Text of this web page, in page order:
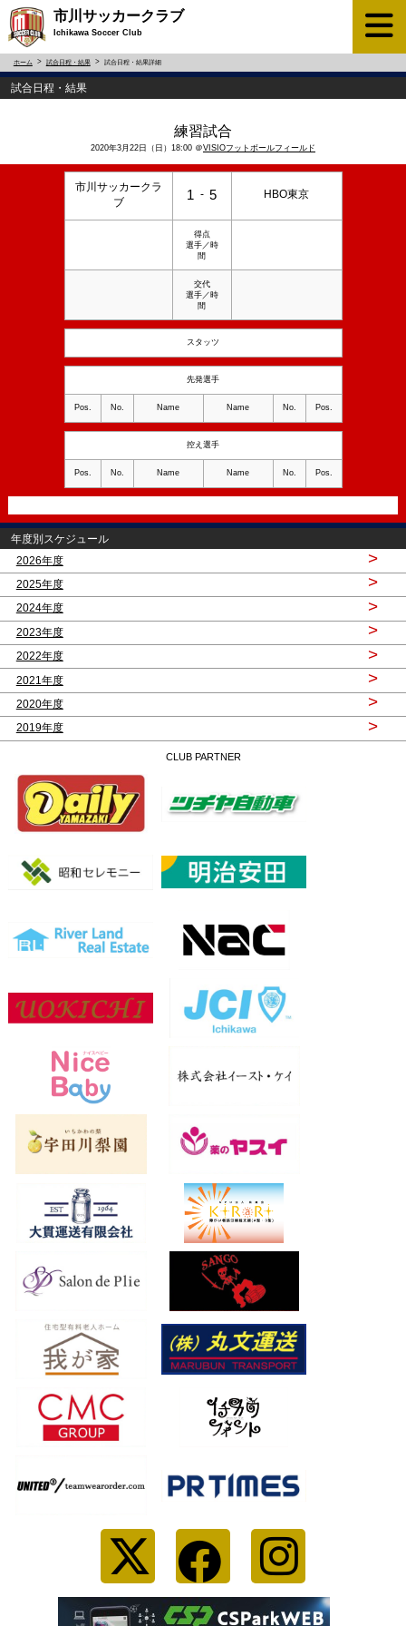
市川サッカークラブ
Ichikawa Soccer Club
ホーム 試合日程・結果 試合日程・結果詳細
試合日程・結果
練習試合
2020年3月22日（日）18:00 ＠VISIOフットボールフィールド
市川サッカークラ
ブ
1 - 5 HBO東京
得点
選手／時
間
交代
選手／時
間
スタッツ
先発選手
Pos. No. Name Name No. Pos.
控え選手
Pos. No. Name Name No. Pos.
年度別スケジュール
2026年度
>
2025年度 >
2024年度 >
2023年度 >
2022年度 >
2021年度 >
2020年度 >
2019年度 >
CLUB PARTNER